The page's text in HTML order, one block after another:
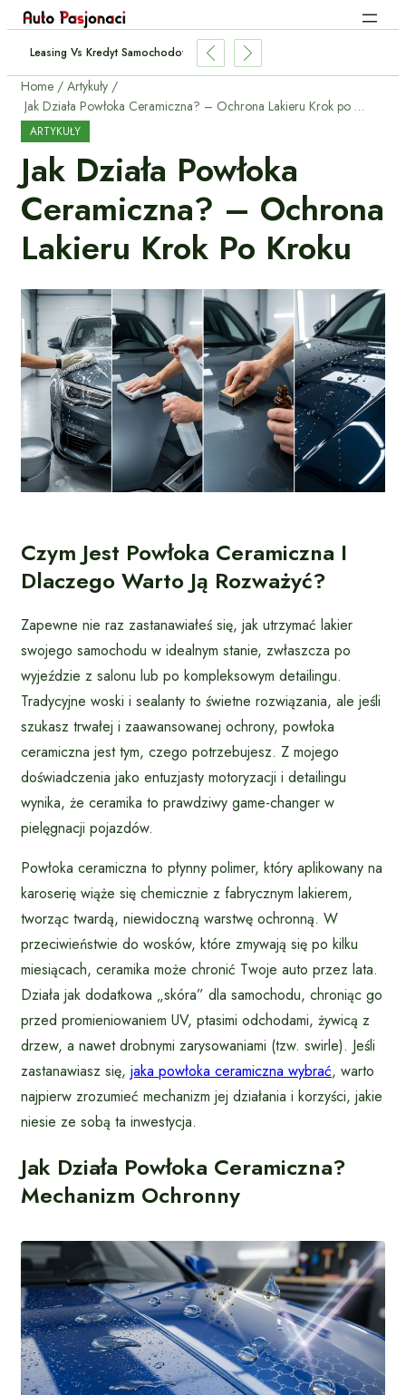
Przyczepę? – Przepisy I Praktyczne Porady
Home
Artykuły
Jak Działa Powłoka Ceramiczna? – Ochrona Lakieru Krok po Kroku
ARTYKUŁY
Jak Działa Powłoka
Ceramiczna? – Ochrona
Lakieru Krok Po Kroku
Czym Jest Powłoka Ceramiczna I
Dlaczego Warto Ją Rozważyć?
Zapewne nie raz zastanawiałeś się, jak utrzymać lakier
swojego samochodu w idealnym stanie, zwłaszcza po
wyjeździe z salonu lub po kompleksowym detailingu.
Tradycyjne woski i sealanty to świetne rozwiązania, ale jeśli
szukasz trwałej i zaawansowanej ochrony, powłoka
ceramiczna jest tym, czego potrzebujesz. Z mojego
doświadczenia jako entuzjasty motoryzacji i detailingu
wynika, że ceramika to prawdziwy game-changer w
pielęgnacji pojazdów.
Powłoka ceramiczna to płynny polimer, który aplikowany na
karoserię wiąże się chemicznie z fabrycznym lakierem,
tworząc twardą, niewidoczną warstwę ochronną. W
przeciwieństwie do wosków, które zmywają się po kilku
miesiącach, ceramika może chronić Twoje auto przez lata.
Działa jak dodatkowa „skóra” dla samochodu, chroniąc go
przed promieniowaniem UV, ptasimi odchodami, żywicą z
drzew, a nawet drobnymi zarysowaniami (tzw. swirle). Jeśli
zastanawiasz się, jaka powłoka ceramiczna wybrać, warto
najpierw zrozumieć mechanizm jej działania i korzyści, jakie
niesie ze sobą ta inwestycja.
Jak Działa Powłoka Ceramiczna?
Mechanizm Ochronny